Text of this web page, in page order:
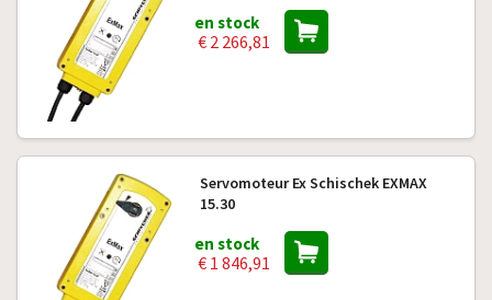
en stock
€ 2 266,81
Servomoteur Ex Schischek EXMAX
15.30
en stock
€ 1 846,91